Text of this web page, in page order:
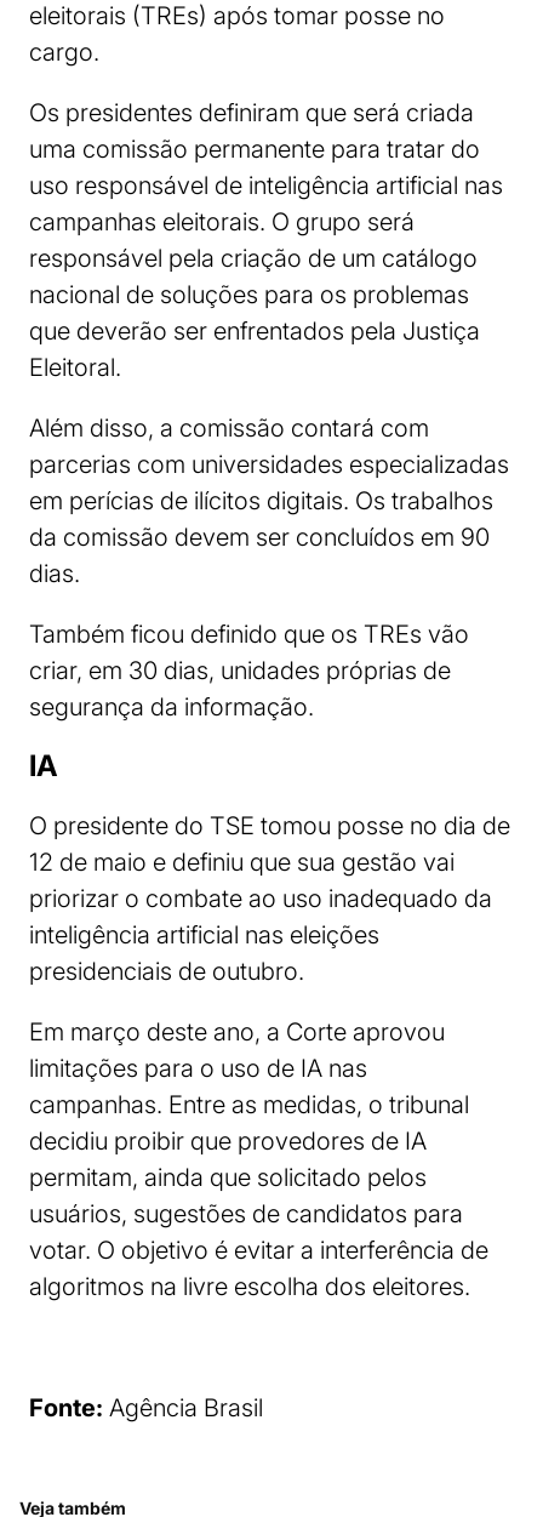
eleitorais (TREs) após tomar posse no
cargo.
Os presidentes definiram que será criada
uma comissão permanente para tratar do
uso responsável de inteligência artificial nas
campanhas eleitorais. O grupo será
responsável pela criação de um catálogo
nacional de soluções para os problemas
que deverão ser enfrentados pela Justiça
Eleitoral.
Além disso, a comissão contará com
parcerias com universidades especializadas
em perícias de ilícitos digitais. Os trabalhos
da comissão devem ser concluídos em 90
dias.
Também ficou definido que os TREs vão
criar, em 30 dias, unidades próprias de
segurança da informação.
IA
O presidente do TSE tomou posse no dia de
12 de maio e definiu que sua gestão vai
priorizar o combate ao uso inadequado da
inteligência artificial nas eleições
presidenciais de outubro.
Em março deste ano, a Corte aprovou
limitações para o uso de IA nas
campanhas. Entre as medidas, o tribunal
decidiu proibir que provedores de IA
permitam, ainda que solicitado pelos
usuários, sugestões de candidatos para
votar. O objetivo é evitar a interferência de
algoritmos na livre escolha dos eleitores.
Fonte: Agência Brasil
Veja também